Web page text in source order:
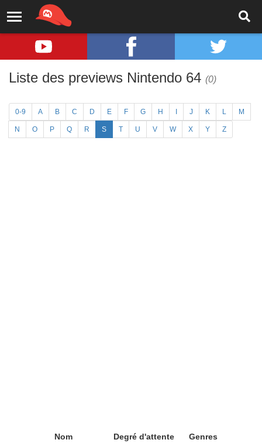
Liste des previews Nintendo 64 (0)
0-9 A B C D E F G H J K L M
N O P Q R S T U V W X Y Z
Nom Degré d'attente Genres